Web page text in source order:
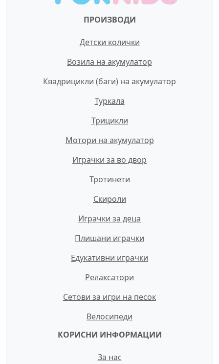
ПРОИЗВОДИ
Детски колички
Возила на акумулатор
Квадрицикли (баги) на акумулатор
Туркала
Трицикли
Мотори на акумулатор
Играчки за во двор
Тротинети
Скироли
Играчки за деца
Плишани играчки
Едукативни играчки
Релаксатори
Сетови за игри на песок
Велосипеди
КОРИСНИ ИНФОРМАЦИИ
За нас